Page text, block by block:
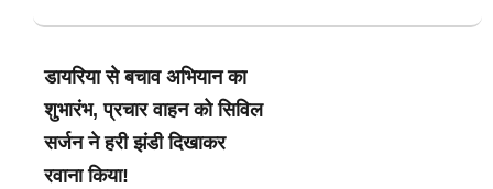
डायरिया से बचाव अभियान का
शुभारंभ, प्रचार वाहन को सिविल
सर्जन ने हरी झंडी दिखाकर
रवाना किया!